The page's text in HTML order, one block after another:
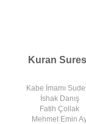
Kuran
Kabe İmamı
İshak Danış
Fatih Çollak
Mehmet Emin